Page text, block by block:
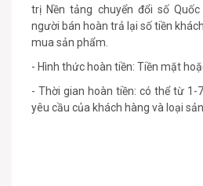
trị Nền tảng chuyển đổi số
người bán hoàn trả lại số tiền
mua sản phẩm.
- Hình thức hoàn tiền: Tiền mặt
- Thời gian hoàn tiền: có thể từ 1-
yêu cầu của khách hàng và loại